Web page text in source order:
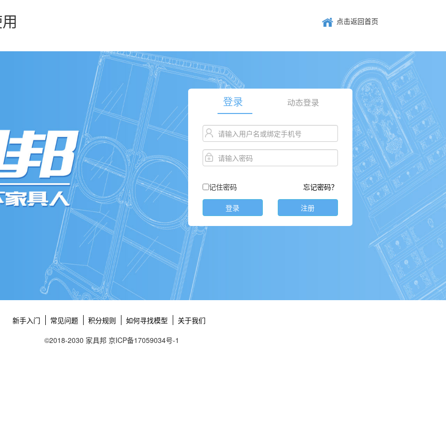
点击返回首页
登录 动态登录
记住密码 忘记密码？
登录 注册
新手入门 常见问题 积分规则 如何寻找模型
关于我们
©2018-2030 家具邦 京ICP备17059034号-1